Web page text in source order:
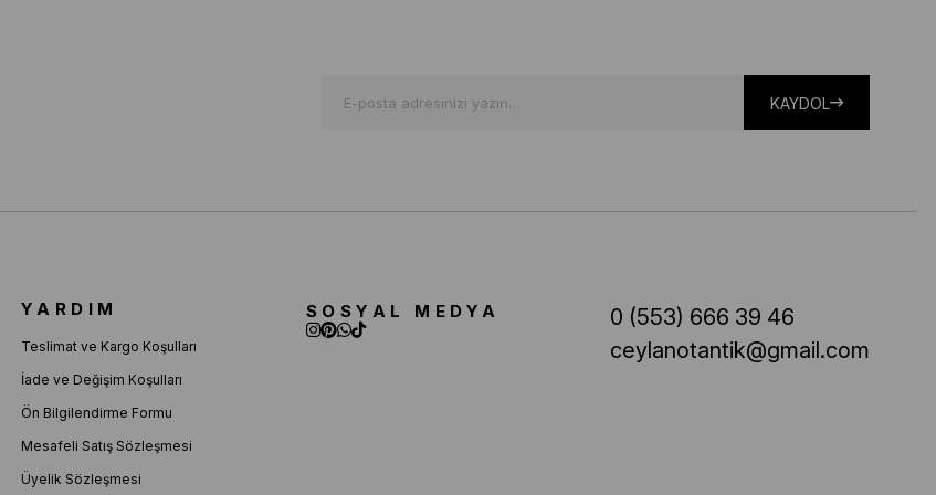
KAYDOL
YARDIM
Teslimat ve Kargo Koşulları
İade ve Değişim Koşulları
Ön Bilgilendirme Formu
Mesafeli Satış Sözleşmesi
Üyelik Sözleşmesi
SOSYAL MEDYA
0 (553) 666 39 46
ceylanotantik@gmail.com